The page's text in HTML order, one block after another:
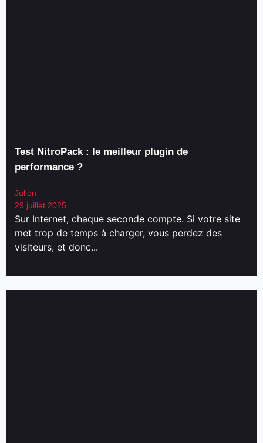
Test NitroPack : le meilleur plugin de
performance ?
Julien
29 juillet 2025
Sur Internet, chaque seconde compte. Si votre site
met trop de temps à charger, vous perdez des
visiteurs, et donc...